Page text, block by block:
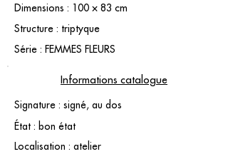
Dimensions : 100 × 83 cm
Structure : triptyque
Série : FEMMES FLEURS
Informations catalogue
Signature : signé, au dos
État : bon état
Localisation : atelier